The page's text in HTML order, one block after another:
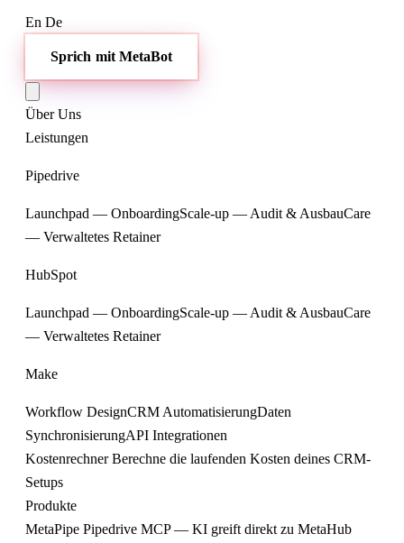
En De
Sprich mit MetaBot
Über Uns
Leistungen
Pipedrive
Launchpad — OnboardingScale-up — Audit & AusbauCare
— Verwaltetes Retainer
HubSpot
Launchpad — OnboardingScale-up — Audit & AusbauCare
— Verwaltetes Retainer
Make
Workflow DesignCRM AutomatisierungDaten
SynchronisierungAPI Integrationen
KostenrechnerBerechne die laufenden Kosten deines CRM-
Setups
Produkte
MetaPipe Pipedrive MCP — KI greift direkt zu MetaHub